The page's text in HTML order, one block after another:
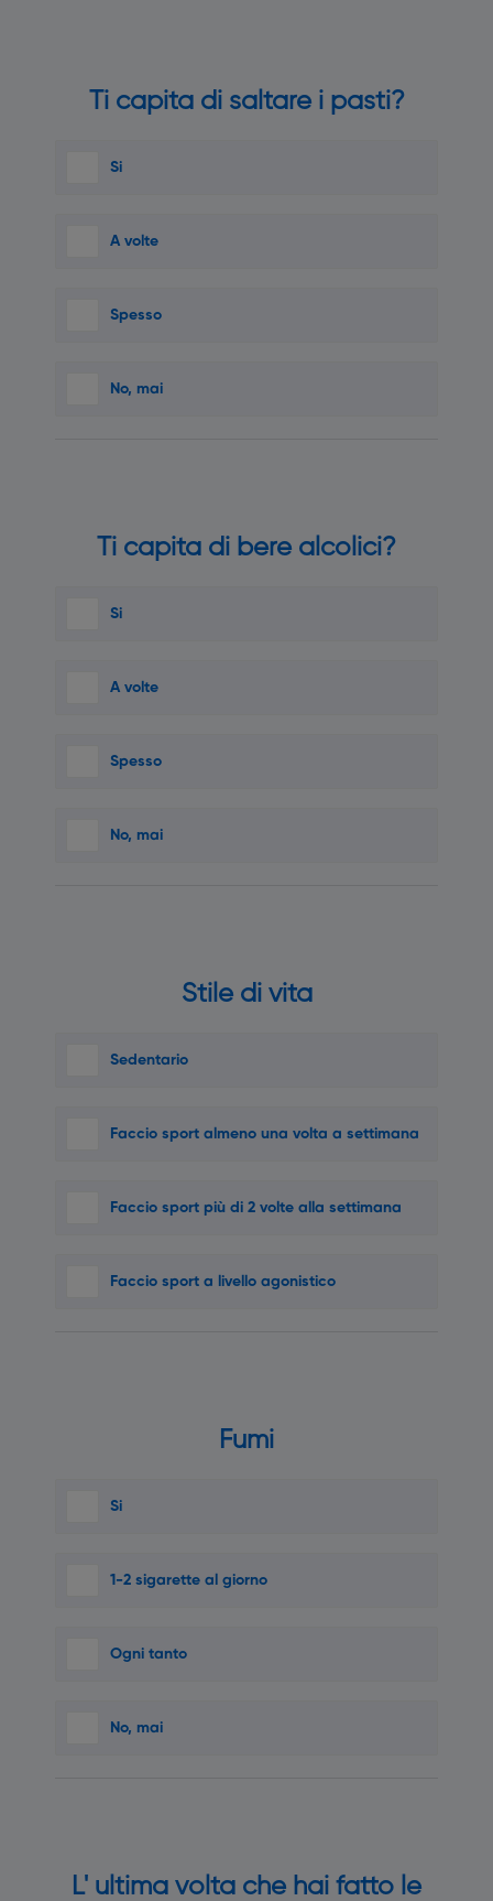
Ti capita di saltare i pasti?
Si
A volte
Spesso
No, mai
Ti capita di bere alcolici?
Si
A volte
Spesso
No, mai
Stile di vita
Sedentario
Faccio sport almeno una volta a settimana
Faccio sport più di 2 volte alla settimana
Faccio sport a livello agonistico
Fumi
Si
1-2 sigarette al giorno
Ogni tanto
No, mai
L' ultima volta che hai fatto le